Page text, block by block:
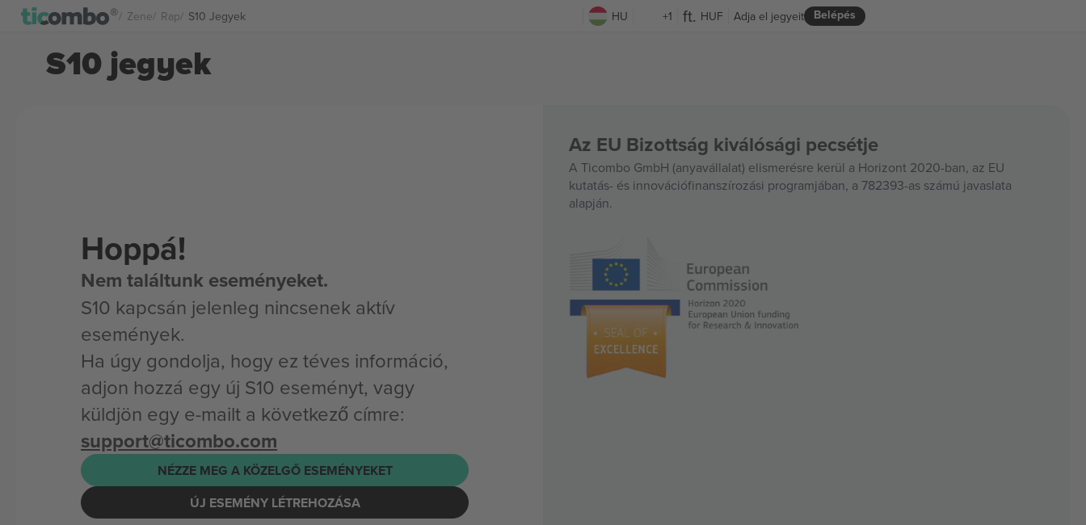
Zene Rap S10 Jegyek HU +1 HUF Belépés
Adja el jegyeit
S10 jegyek
Hoppá!
Nem találtunk eseményeket.
S10 kapcsán jelenleg nincsenek aktív
események.
Ha úgy gondolja, hogy ez téves információ,
adjon hozzá egy új S10 eseményt, vagy
küldjön egy e-mailt a következő címre:
support@ticombo.com
NÉZZE MEG A KÖZELGŐ ESEMÉNYEKET
ÚJ ESEMÉNY LÉTREHOZÁSA
Az EU Bizottság kiválósági pecsétje
A Ticombo GmbH (anyavállalat) elismerésre kerül a Horizont 2020-ban, az EU
kutatás- és innovációfinanszírozási programjában, a 782393-as számú javaslata
alapján.